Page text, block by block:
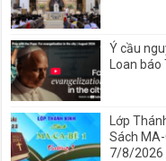
Ý cầu
Loan
Lớp
Sách MA-
7/8/2026